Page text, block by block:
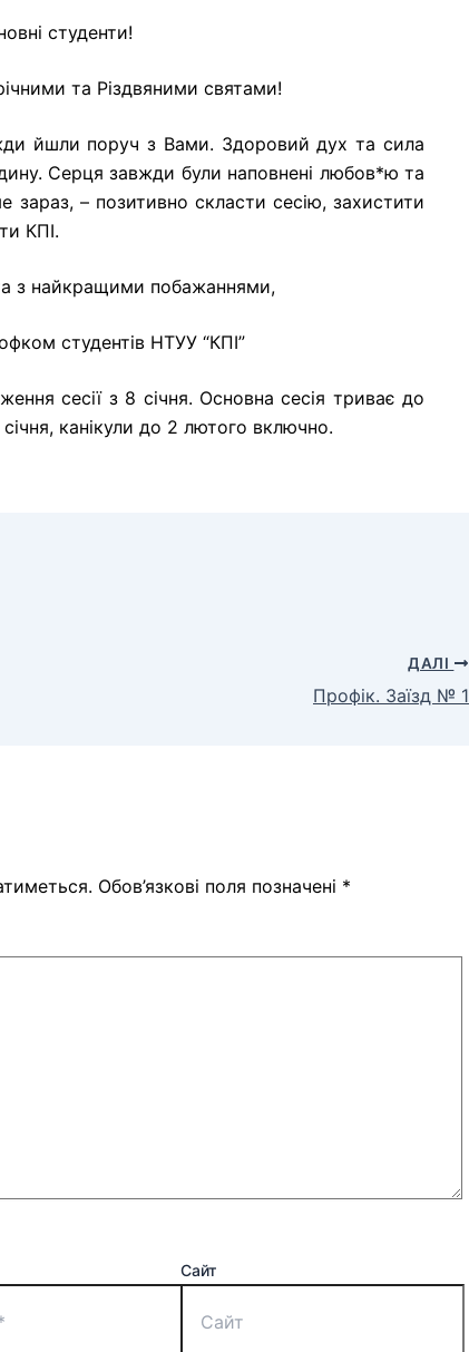
студенти!
та Різдвяними святами!
йшли поруч з Вами. Здоровий дух та сила
Серця завжди були наповнені любов*ю та
– позитивно скласти сесію, захистити
КПІ.
з найкращими побажаннями,
студентів НТУУ “КПІ”
сесії з 8 січня. Основна сесія триває до
канікули до 2 лютого включно.
ДАЛІ
Профік. Заїзд № 1
Обов’язкові поля позначені *
Сайт